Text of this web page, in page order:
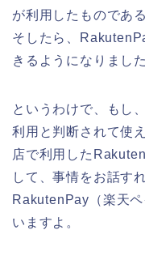
が利用したものであ
そしたら、
きるようになりました
というわけで、もし
利用と判断されて使
店で利用した
して、事情をお話す
RakutenPay（楽天
いますよ。